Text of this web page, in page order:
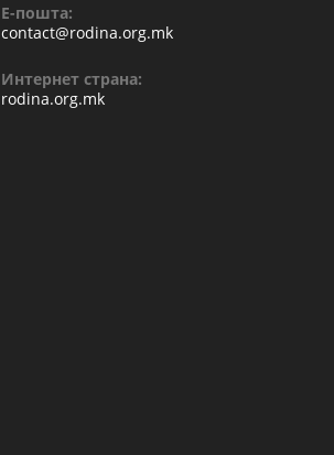
Е-пошта:
contact@rodina.org.mk
Интернет страна:
rodina.org.mk